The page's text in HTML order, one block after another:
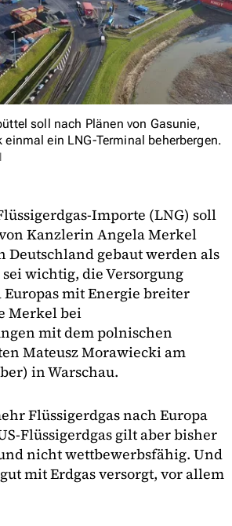
soll nach Plänen von Gasunie,
ein LNG-Terminal beherbergen.
Importe (LNG) soll
Kanzlerin Angela Merkel
Deutschland gebaut werden als
wichtig, die Versorgung
mit Energie breiter
Merkel bei
mit dem polnischen
Mateusz Morawiecki am
in Warschau.
Flüssigerdgas nach Europa
Flüssigerdgas gilt aber bisher
nicht wettbewerbsfähig. Und
mit Erdgas versorgt, vor allem